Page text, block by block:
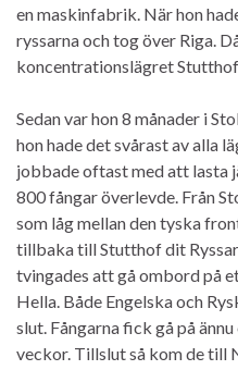
en maskinfabrik. När hon
ryssarna och tog över Riga.
koncentrationslägret
Sedan var hon 8 månader i
hon hade det svårast av alla
jobbade oftast med att lasta
800 fångar överlevde. Från
som låg mellan den tyska
tillbaka till Stutthof dit
tvingades att gå ombord på
Hella. Både Engelska och
slut. Fångarna fick gå på
veckor. Tillslut så kom de till